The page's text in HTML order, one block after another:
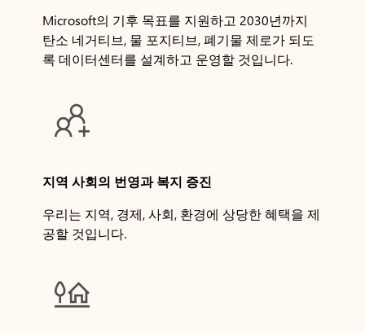
Microsoft의 기후 목표를 지원하고 2030년까지
탄소 네거티브, 물 포지티브, 폐기물 제로가 되도
록 데이터센터를 설계하고 운영할 것입니다.

지역 사회의 번영과 복지 증진
우리는 지역, 경제, 사회, 환경에 상당한 혜택을 제
공할 것입니다.
